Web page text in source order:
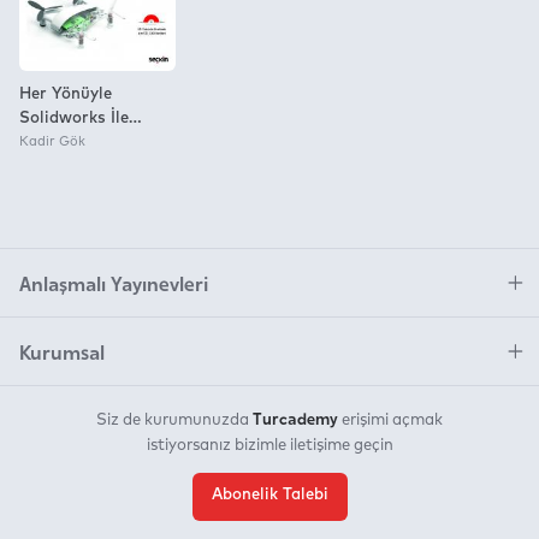
Her Yönüyle
Solidworks İle
Drone Tasarımı
Kadir Gök
Anlaşmalı Yayınevleri
Kurumsal
Siz de kurumunuzda Turcademy erişimi açmak
istiyorsanız bizimle iletişime geçin
Abonelik Talebi